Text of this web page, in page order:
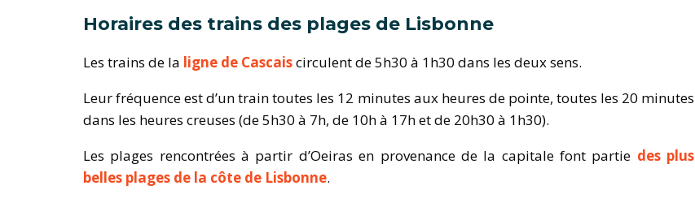
Horaires des trains des plages de Lisbonne
Les trains de la ligne de Cascaiscirculent de 5h30 à 1h30 dans les deux sens.
Leur fréquence est d’un train toutes les 12 minutes aux heures de pointe, toutes les 20 minutes
dans les heures creuses (de 5h30 à 7h, de 10h à 17h et de 20h30 à 1h30).
Les plages rencontrées à partir d’Oeiras en provenance de la capitale font partie des plus
belles plages de la côte de Lisbonne.